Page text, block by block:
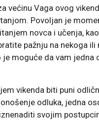
većinu Vaga ovog
Povoljan je
novca i učenja,
pažnju na nekoga
je moguće da vam jedna
vikenda biti puni
odluka, jedna
svojim